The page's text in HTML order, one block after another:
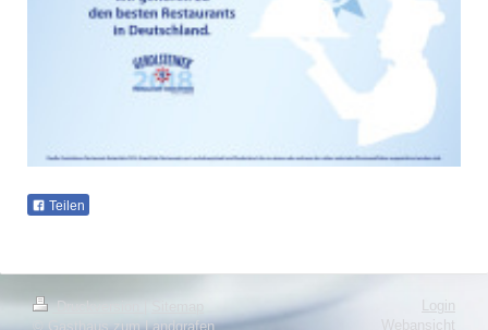
Teilen
Druckversion
© Gasthaus zum Landgrafen
Login
Webansicht